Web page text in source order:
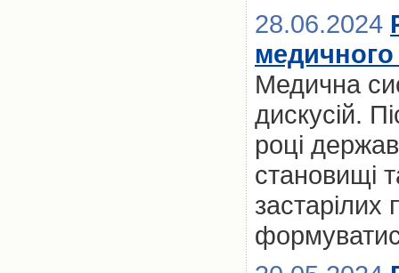
28.06.2024
медичного
Медична
дискусій.
році
становищі
застарілих